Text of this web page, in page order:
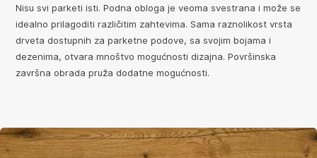
Nisu svi parketi isti. Podna obloga je veoma svestrana i može se
idealno prilagoditi različitim zahtevima. Sama raznolikost vrsta
drveta dostupnih za parketne podove, sa svojim bojama i
dezenima, otvara mnoštvo mogućnosti dizajna. Površinska
završna obrada pruža dodatne mogućnosti.